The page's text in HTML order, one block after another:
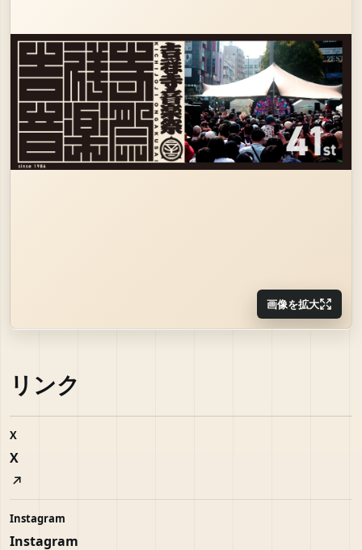
画像を拡大
リンク
X
X
Instagram
Instagram